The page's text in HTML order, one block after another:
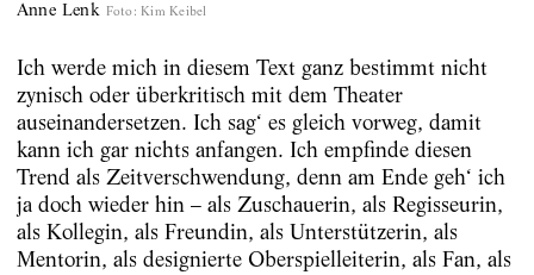
Anne Lenk Foto: Kim Keibel
Ich werde mich in diesem Text ganz bestimmt nicht
zynisch oder überkritisch mit dem Theater
auseinandersetzen. Ich sag‘ es gleich vorweg, damit
kann ich gar nichts anfangen. Ich empfinde diesen
Trend als Zeitverschwendung, denn am Ende geh‘ ich
ja doch wieder hin – als Zuschauerin, als Regisseurin,
als Kollegin, als Freundin, als Unterstützerin, als
Mentorin, als designierte Oberspielleiterin, als Fan, als